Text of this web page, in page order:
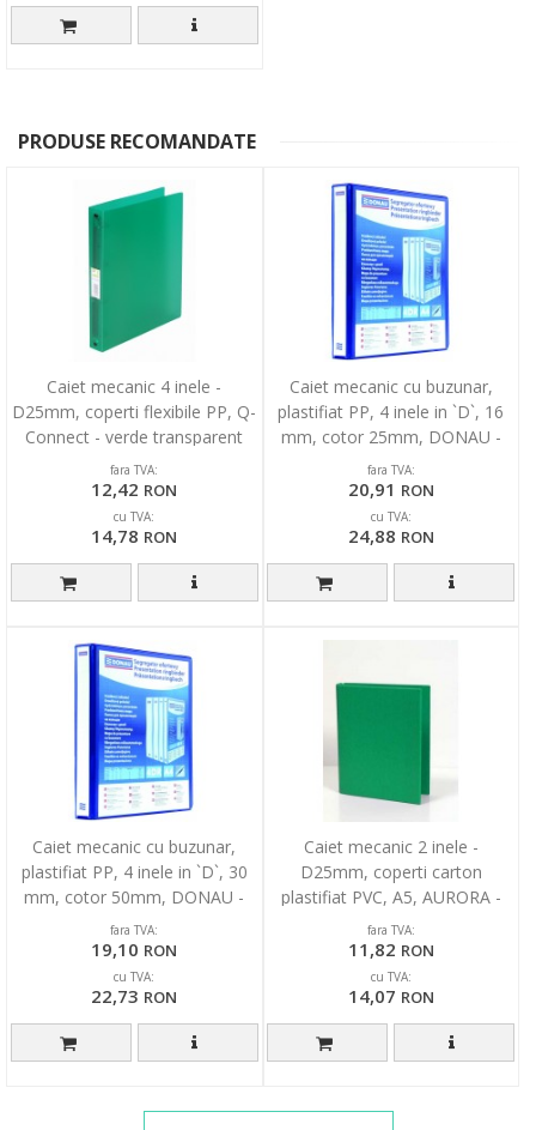
PRODUSE RECOMANDATE
Caiet mecanic 4 inele -
D25mm, coperti flexibile PP, Q-
Connect - verde transparent
fara TVA:
12,42 RON
cu TVA:
14,78 RON
Caiet mecanic cu buzunar,
plastifiat PP, 4 inele in `D`, 16
mm, cotor 25mm, DONAU -
negru
fara TVA:
20,91 RON
cu TVA:
24,88 RON
Caiet mecanic cu buzunar,
plastifiat PP, 4 inele in `D`, 30
mm, cotor 50mm, DONAU -
albastru
fara TVA:
19,10 RON
cu TVA:
22,73 RON
Caiet mecanic 2 inele -
D25mm, coperti carton
plastifiat PVC, A5, AURORA -
verde
fara TVA:
11,82 RON
cu TVA:
14,07 RON